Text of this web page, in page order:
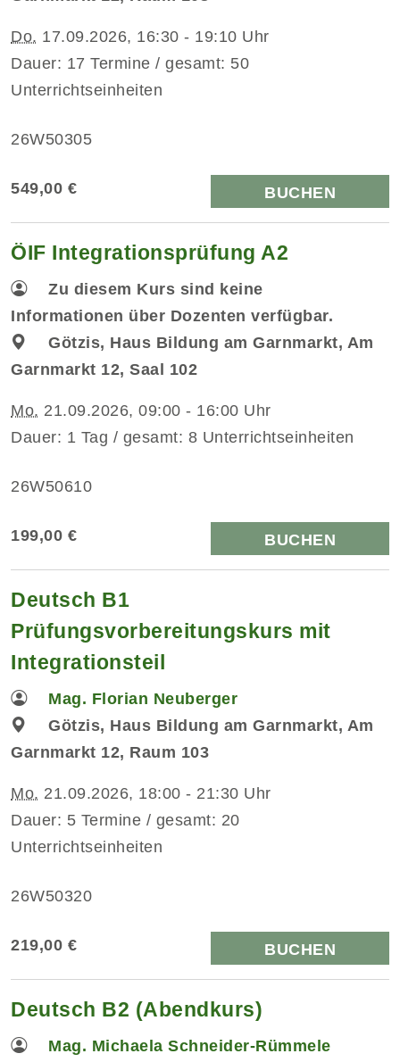
Do. 17.09.2026, 16:30 - 19:10 Uhr
Dauer: 17 Termine / gesamt: 50
Unterrichtseinheiten
26W50305
549,00 € BUCHEN
ÖIF Integrationsprüfung A2
Zu diesem Kurs sind keine
Informationen über Dozenten verfügbar.
Götzis, Haus Bildung am Garnmarkt, Am
Garnmarkt 12, Saal 102
Mo. 21.09.2026, 09:00 - 16:00 Uhr
Dauer: 1 Tag / gesamt: 8 Unterrichtseinheiten
26W50610
199,00 € BUCHEN
Deutsch B1
Prüfungsvorbereitungskurs mit
Integrationsteil
Mag. Florian Neuberger
Götzis, Haus Bildung am Garnmarkt, Am
Garnmarkt 12, Raum 103
Mo. 21.09.2026, 18:00 - 21:30 Uhr
Dauer: 5 Termine / gesamt: 20
Unterrichtseinheiten
26W50320
219,00 € BUCHEN
Deutsch B2 (Abendkurs)
Mag. Michaela Schneider-Rümmele